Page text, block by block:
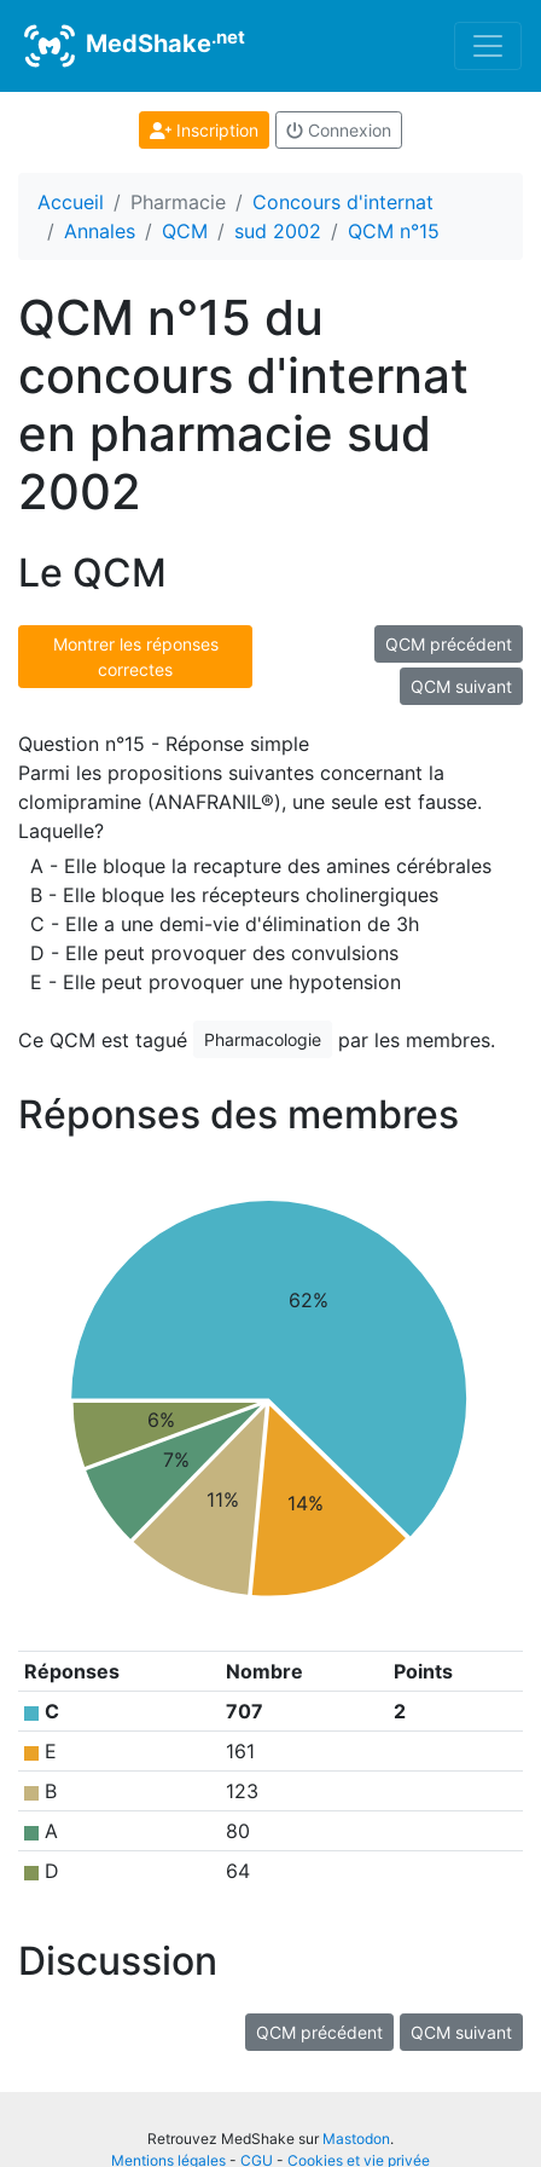
MedShake.net
Inscription Connexion
Accueil Pharmacie
Concours d'internat
Annales
QCM sud 2002 QCM n°15
QCM n°15 du
concours d'internat
en pharmacie sud
2002
Le QCM
Montrer les réponses
correctes
QCM précédent
QCM suivant
Question n°15 - Réponse simple
Parmi les propositions suivantes concernant la
clomipramine (ANAFRANIL®), une seule est fausse.
Laquelle?
A - Elle bloque la recapture des amines cérébrales
B - Elle bloque les récepteurs cholinergiques
C - Elle a une demi-vie d'élimination de 3h
D - Elle peut provoquer des convulsions
E - Elle peut provoquer une hypotension
Ce QCM est tagué Pharmacologie par les membres.
Réponses des membres
62%
14%
11%
7%
6%
Réponses Nombre
Points
C
707
2
E
161
B
123
A
80
D
64
Discussion
QCM précédent QCM suivant
Retrouvez MedShake sur Mastodon.
Mentions légales - CGU - Cookies et vie privée